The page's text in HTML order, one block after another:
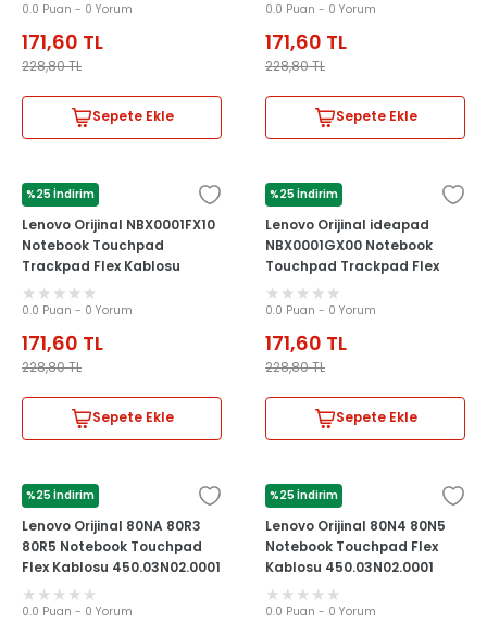
0.0 Puan - 0 Yorum
171,60 TL
228,80TL
Sepete Ekle
0.0 Puan - 0 Yorum
171,60 TL
228,80TL
Sepete Ekle
%25 İndirim
LENOVO
Lenovo Orijinal NBX0001FX10
Notebook Touchpad
Trackpad Flex Kablosu
0.0 Puan - 0 Yorum
171,60 TL
228,80TL
Sepete Ekle
%25 İndirim
LENOVO
Lenovo Orijinal ideapad
NBX0001GX00 Notebook
Touchpad Trackpad Flex
Kablosu
0.0 Puan - 0 Yorum
171,60 TL
228,80TL
Sepete Ekle
%25 İndirim
LENOVO
Lenovo Orijinal 80NA 80R3
80R5 Notebook Touchpad
Flex Kablosu 450.03N02.0001
0.0 Puan - 0 Yorum
%25 İndirim
LENOVO
Lenovo Orijinal 80N4 80N5
Notebook Touchpad Flex
Kablosu 450.03N02.0001
0.0 Puan - 0 Yorum